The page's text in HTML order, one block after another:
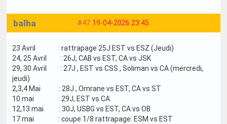
#47 19-04-2026 23:45
balha
23 Avril : rattrapage 25J EST vs ESZ (Jeudi)
24, 25 Avril : 26J, CAB vs EST, CA vs JSK
29, 30 Avril : 27J , EST vs CSS , Soliman vs CA (mercredi,
jeudi)
2,3,4 Mai : 28J , Omrane vs EST, CA vs ST
10 mai : 29J, EST vs CA
12,13 mai : 30J, USBG vs EST, CA vs OB
17 mai : coupe 1/8 rattrapage: ESM vs EST